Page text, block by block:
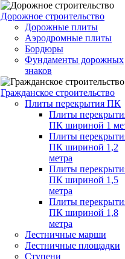
Дорожное строительство
Дорожные плиты
Аэродромные плиты
Бордюры
Фундаменты дорожных
знаков
Гражданское строительство
Плиты перекрытия ПК
Плиты
ПК шириной 1
Плиты
ПК шириной 1,2
метра
Плиты
ПК шириной 1,5
метра
Плиты
ПК шириной 1,8
метра
Лестничные марши
Лестничные площадки
Ступени